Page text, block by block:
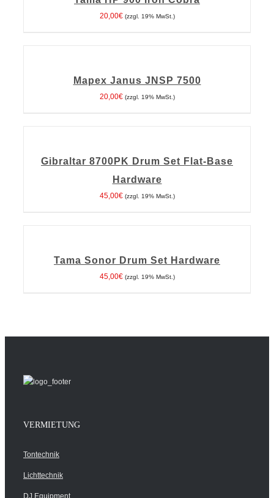
20,00€ (zzgl. 19% MwSt.)
Mapex Janus JNSP 7500
20,00€ (zzgl. 19% MwSt.)
Gibraltar 8700PK Drum Set Flat-Base
Hardware
45,00€ (zzgl. 19% MwSt.)
Tama Sonor Drum Set Hardware
45,00€ (zzgl. 19% MwSt.)
VERMIETUNG
Tontechnik
Lichttechnik
DJ Equipment